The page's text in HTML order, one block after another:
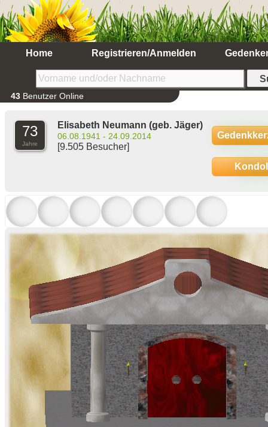
Home Registrieren/Anmelden
43 Benutzer Online
73
Jahre
Elisabeth Neumann (geb. Jäger)
06.08.1941 - 24.09.2014
[9.505 Besucher]